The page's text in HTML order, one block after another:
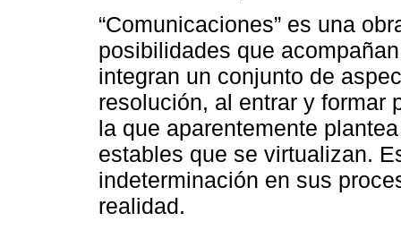
“Comunicaciones” es una
posibilidades que
integran un conjunto de
resolución, al entrar y formar
la que aparentemente
estables que se virtualizan.
indeterminación en sus
realidad.